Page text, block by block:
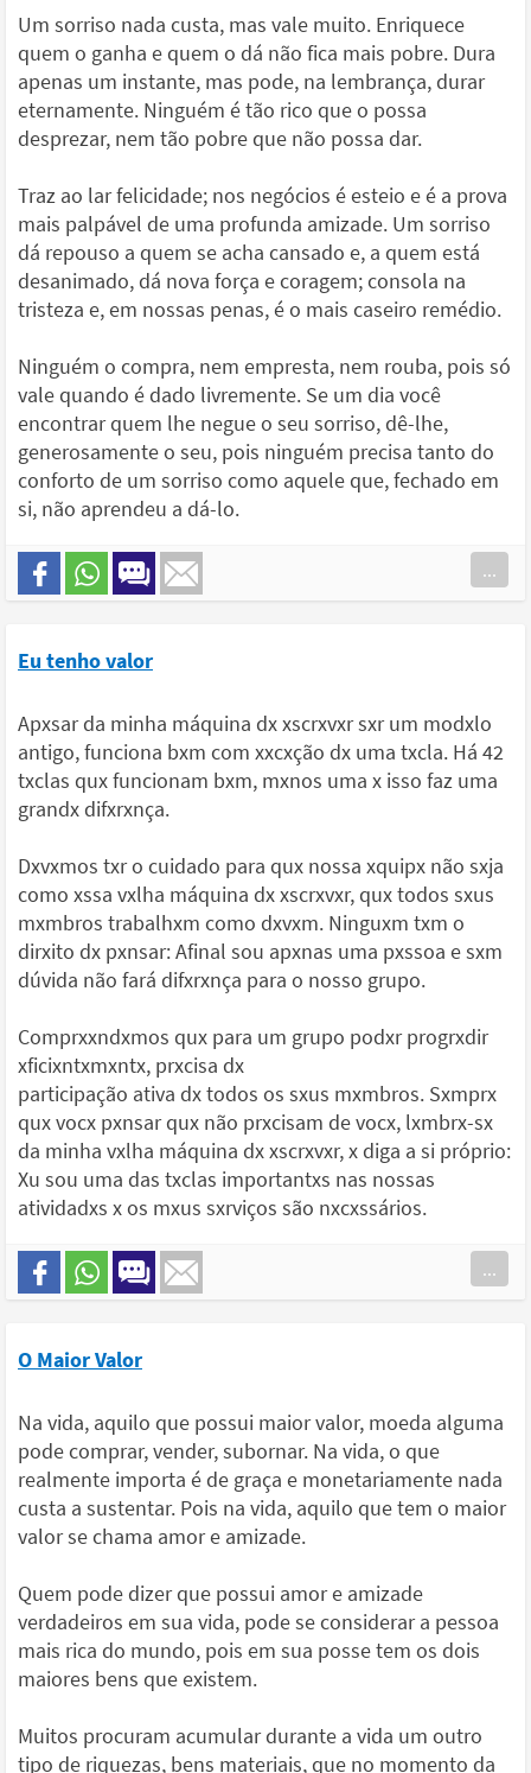
Um sorriso nada custa, mas vale muito. Enriquece
quem o ganha e quem o dá não fica mais pobre. Dura
apenas um instante, mas pode, na lembrança, durar
eternamente. Ninguém é tão rico que o possa
desprezar, nem tão pobre que não possa dar.
Traz ao lar felicidade; nos negócios é esteio e é a prova
mais palpável de uma profunda amizade. Um sorriso
dá repouso a quem se acha cansado e, a quem está
desanimado, dá nova força e coragem; consola na
tristeza e, em nossas penas, é o mais caseiro remédio.
Ninguém o compra, nem empresta, nem rouba, pois só
vale quando é dado livremente. Se um dia você
encontrar quem lhe negue o seu sorriso, dê-lhe,
generosamente o seu, pois ninguém precisa tanto do
conforto de um sorriso como aquele que, fechado em
si, não aprendeu a dá-lo.
...
Eu tenho valor
Apxsar da minha máquina dx xscrxvxr sxr um modxlo
antigo, funciona bxm com xxcxção dx uma txcla. Há 42
txclas qux funcionam bxm, mxnos uma x isso faz uma
grandx difxrxnça.
Dxvxmos txr o cuidado para qux nossa xquipx não sxja
como xssa vxlha máquina dx xscrxvxr, qux todos sxus
mxmbros trabalhxm como dxvxm. Ninguxm txm o
dirxito dx pxnsar: Afinal sou apxnas uma pxssoa e sxm
dúvida não fará difxrxnça para o nosso grupo.
Comprxxndxmos qux para um grupo podxr progrxdir
xficixntxmxntx, prxcisa dx
participação ativa dx todos os sxus mxmbros. Sxmprx
qux vocx pxnsar qux não prxcisam de vocx, lxmbrx-sx
da minha vxlha máquina dx xscrxvxr, x diga a si próprio:
Xu sou uma das txclas importantxs nas nossas
atividadxs x os mxus sxrviços são nxcxssários.
...
O Maior Valor
Na vida, aquilo que possui maior valor, moeda alguma
pode comprar, vender, subornar. Na vida, o que
realmente importa é de graça e monetariamente nada
custa a sustentar. Pois na vida, aquilo que tem o maior
valor se chama amor e amizade.
Quem pode dizer que possui amor e amizade
verdadeiros em sua vida, pode se considerar a pessoa
mais rica do mundo, pois em sua posse tem os dois
maiores bens que existem.
Muitos procuram acumular durante a vida um outro
tipo de riquezas, bens materiais, que no momento da